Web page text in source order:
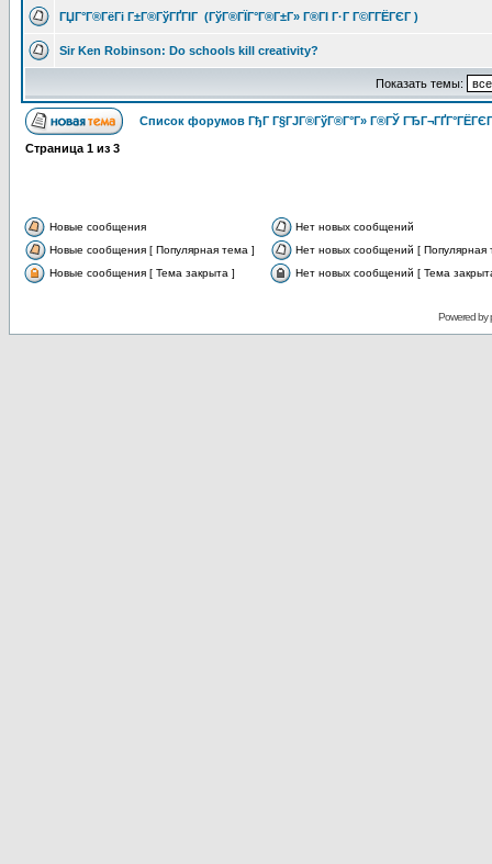
ГЏГ°Г®ГёГі Г±Г®ГўГҐГІГ (ГўГ®ГЇГ°Г®Г±Г» Г®ГІ Г·Г Г©Г­ГЁГЄГ )
Sir Ken Robinson: Do schools kill creativity?
Показать темы:
Список форумов ГђГ Г§ГЈГ®ГўГ®Г°Г» Г®ГЎ
Страница 1 из 3
Новые сообщения
Нет новых сообщений
Новые сообщения [ Популярная тема ]
Нет новых сообщений [ Популярная
Новые сообщения [ Тема закрыта ]
Нет новых сообщений [ Тема
Powered by